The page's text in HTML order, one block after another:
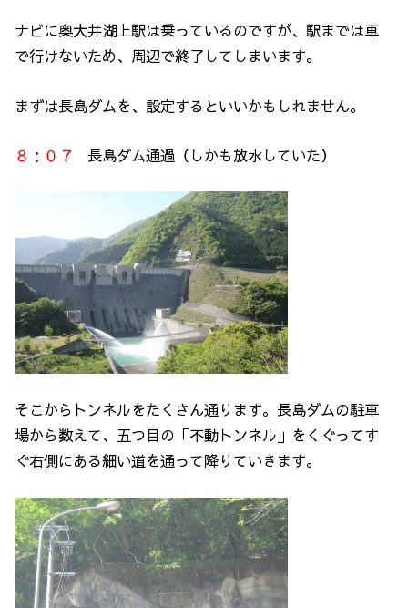
ナビに奥大井湖上駅は乗っているのですが、駅までは車
で行けないため、周辺で終了してしまいます。
まずは長島ダムを、設定するといいかもしれません。
８：０７ 長島ダム通過（しかも放水していた）
そこからトンネルをたくさん通ります。長島ダムの駐車
場から数えて、五つ目の「不動トンネル」をくぐってす
ぐ右側にある細い道を通って降りていきます。